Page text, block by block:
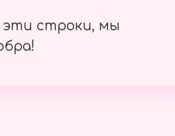
эти строки, мы